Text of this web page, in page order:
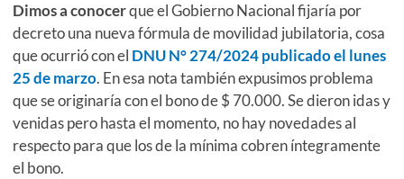
Dimos a conocerque el Gobierno Nacional fijaría por
decreto una nueva fórmula de movilidad jubilatoria, cosa
que ocurrió con el DNU N° 274/2024 publicado el lunes
25 de marzo. En esa nota también expusimos problema
que se originaría con el bono de $ 70.000. Se dieron idas y
venidas pero hasta el momento, no hay novedades al
respecto para que los de la mínima cobren íntegramente
el bono.